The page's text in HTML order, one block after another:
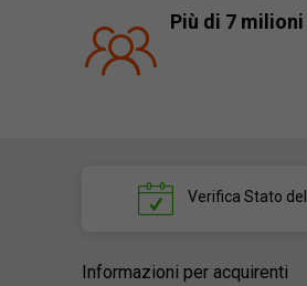
Più di 7
Verifica Stato
Informazioni per acquirenti